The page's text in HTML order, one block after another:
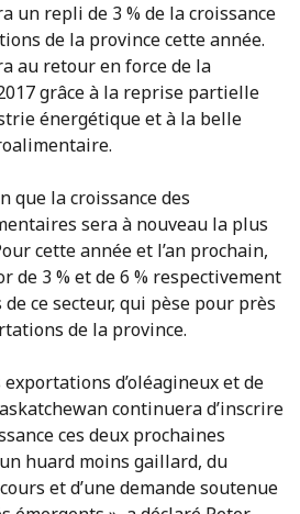
un repli de 3 % de la croissance
de la province cette année.
au retour en force de la
grâce à la reprise partielle
énergétique et à la belle
que la croissance des
sera à nouveau la plus
cette année et l’an prochain,
de 3 % et de 6 % respectivement
ce secteur, qui pèse pour près
de la province.
d’oléagineux et de
continuera d’inscrire
ces deux prochaines
huard moins gaillard, du
et d’une demande soutenue